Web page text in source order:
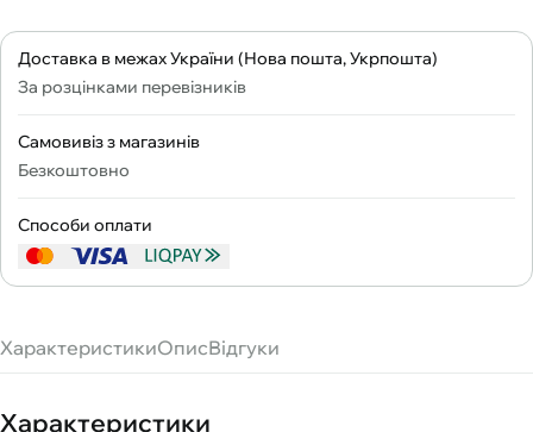
Доставка в межах України (Нова пошта, Укрпошта)
За розцінками перевізників
Самовивіз з магазинів
Безкоштовно
Способи оплати
ХарактеристикиОписВідгуки
Характеристики